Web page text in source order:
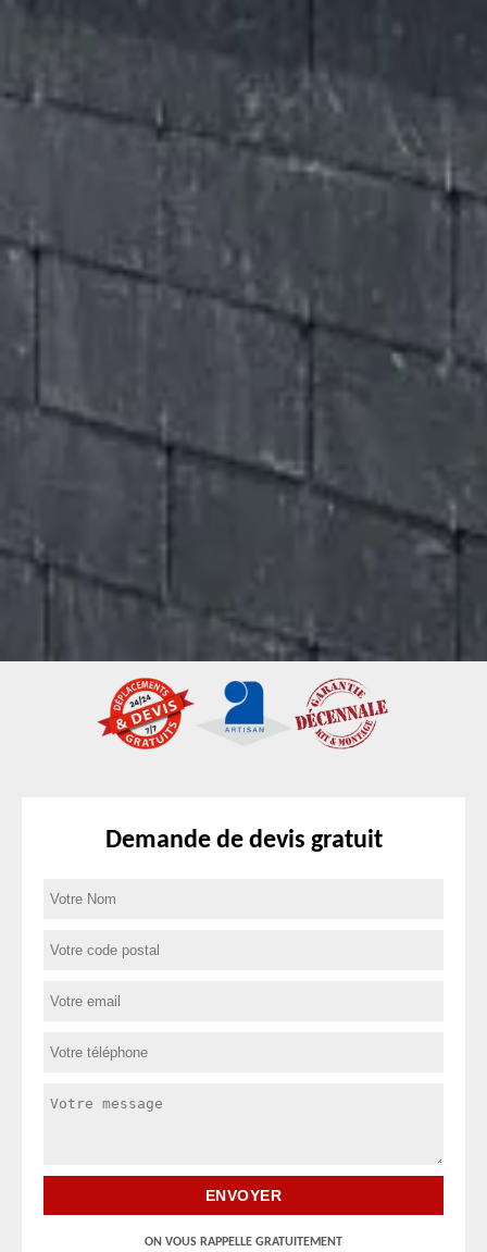
Demande de devis gratuit
ON VOUS RAPPELLE GRATUITEMENT